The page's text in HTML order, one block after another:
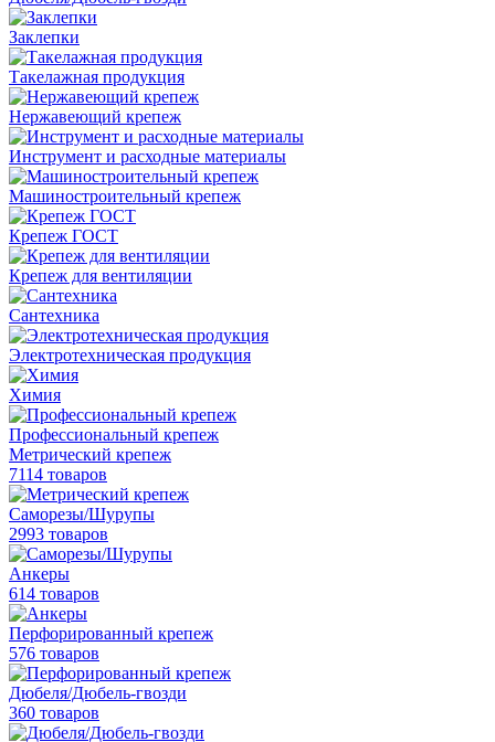
Заклепки
Такелажная продукция
Нержавеющий крепеж
Инструмент и расходные материалы
Машиностроительный крепеж
Крепеж ГОСТ
Крепеж для вентиляции
Сантехника
Электротехническая продукция
Химия
Профессиональный крепеж
Метрический крепеж
7114 товаров
Саморезы/Шурупы
2993 товаров
Анкеры
614 товаров
Перфорированный крепеж
576 товаров
Дюбеля/Дюбель-гвозди
360 товаров